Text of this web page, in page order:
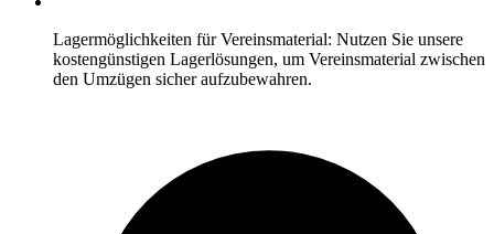
Lagermöglichkeiten für Vereinsmaterial: Nutzen Sie unsere
kostengünstigen Lagerlösungen, um Vereinsmaterial zwischen
den Umzügen sicher aufzubewahren.